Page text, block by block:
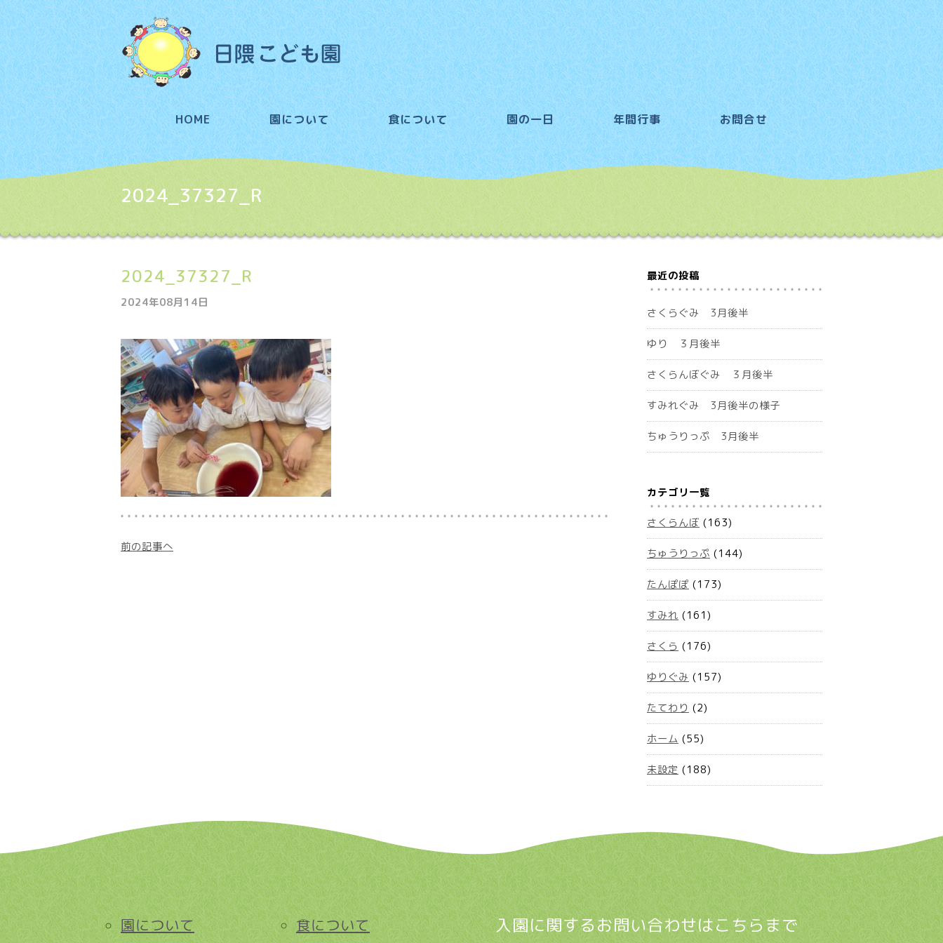
HOME 園について 食について 園の一日 年間行事 お問合せ
2024_37327_R
2024_37327_R
2024年08月14日
前の記事へ
最近の投稿
さくらぐみ 3月後半
ゆり ３月後半
さくらんぼぐみ ３月後半
すみれぐみ 3月後半の様子
ちゅうりっぷ 3月後半
カテゴリ一覧
さくらんぼ (163)
ちゅうりっぷ (144)
たんぽぽ (173)
すみれ (161)
さくら (176)
ゆりぐみ (157)
たてわり (2)
ホーム (55)
未設定 (188)
園について 食について 入園に関するお問い合わせはこちらまで